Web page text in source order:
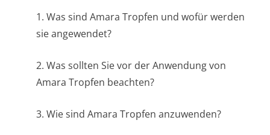
1. Was sind Amara Tropfen und wofür werden
sie angewendet?
2. Was sollten Sie vor der Anwendung von
Amara Tropfen beachten?
3. Wie sind Amara Tropfen anzuwenden?